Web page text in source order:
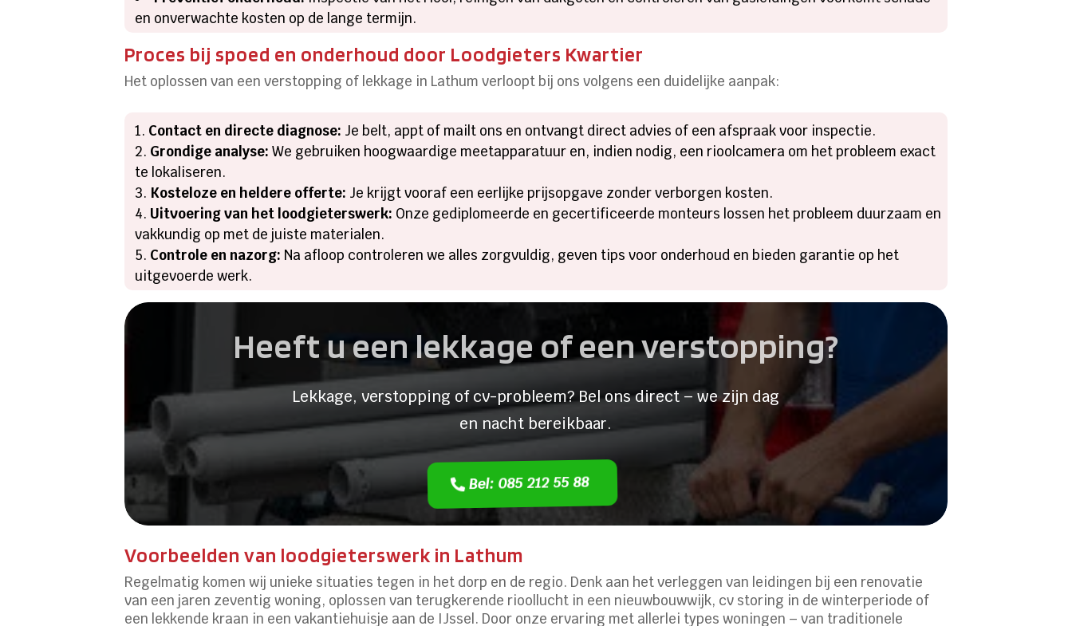
en onverwachte kosten op de lange termijn.
Proces bij spoed en onderhoud door Loodgieters Kwartier
Het oplossen van een verstopping of lekkage in Lathum verloopt bij ons volgens een duidelijke aanpak:
Contact en directe diagnose: Je belt, appt of mailt ons en ontvangt direct advies of een afspraak voor inspectie.
Grondige analyse: We gebruiken hoogwaardige meetapparatuur en, indien nodig, een rioolcamera om het probleem exact
te lokaliseren.
Kosteloze en heldere offerte: Je krijgt vooraf een eerlijke prijsopgave zonder verborgen kosten.
Uitvoering van het loodgieterswerk: Onze gediplomeerde en gecertificeerde monteurs lossen het probleem duurzaam en
vakkundig op met de juiste materialen.
Controle en nazorg: Na afloop controleren we alles zorgvuldig, geven tips voor onderhoud en bieden garantie op het
uitgevoerde werk.
Heeft u een lekkage of een verstopping?
Lekkage, verstopping of cv-probleem? Bel ons direct – we zijn dag
en nacht bereikbaar.
Bel: 085 212 55 88
Voorbeelden van loodgieterswerk in Lathum
Regelmatig komen wij unieke situaties tegen in het dorp en de regio. Denk aan het verleggen van leidingen bij een renovatie
van een jaren zeventig woning, oplossen van terugkerende rioollucht in een nieuwbouwwijk, cv storing in de winterperiode of
een lekkende kraan in een vakantiehuisje aan de IJssel. Door onze ervaring met allerlei types woningen – van traditionele